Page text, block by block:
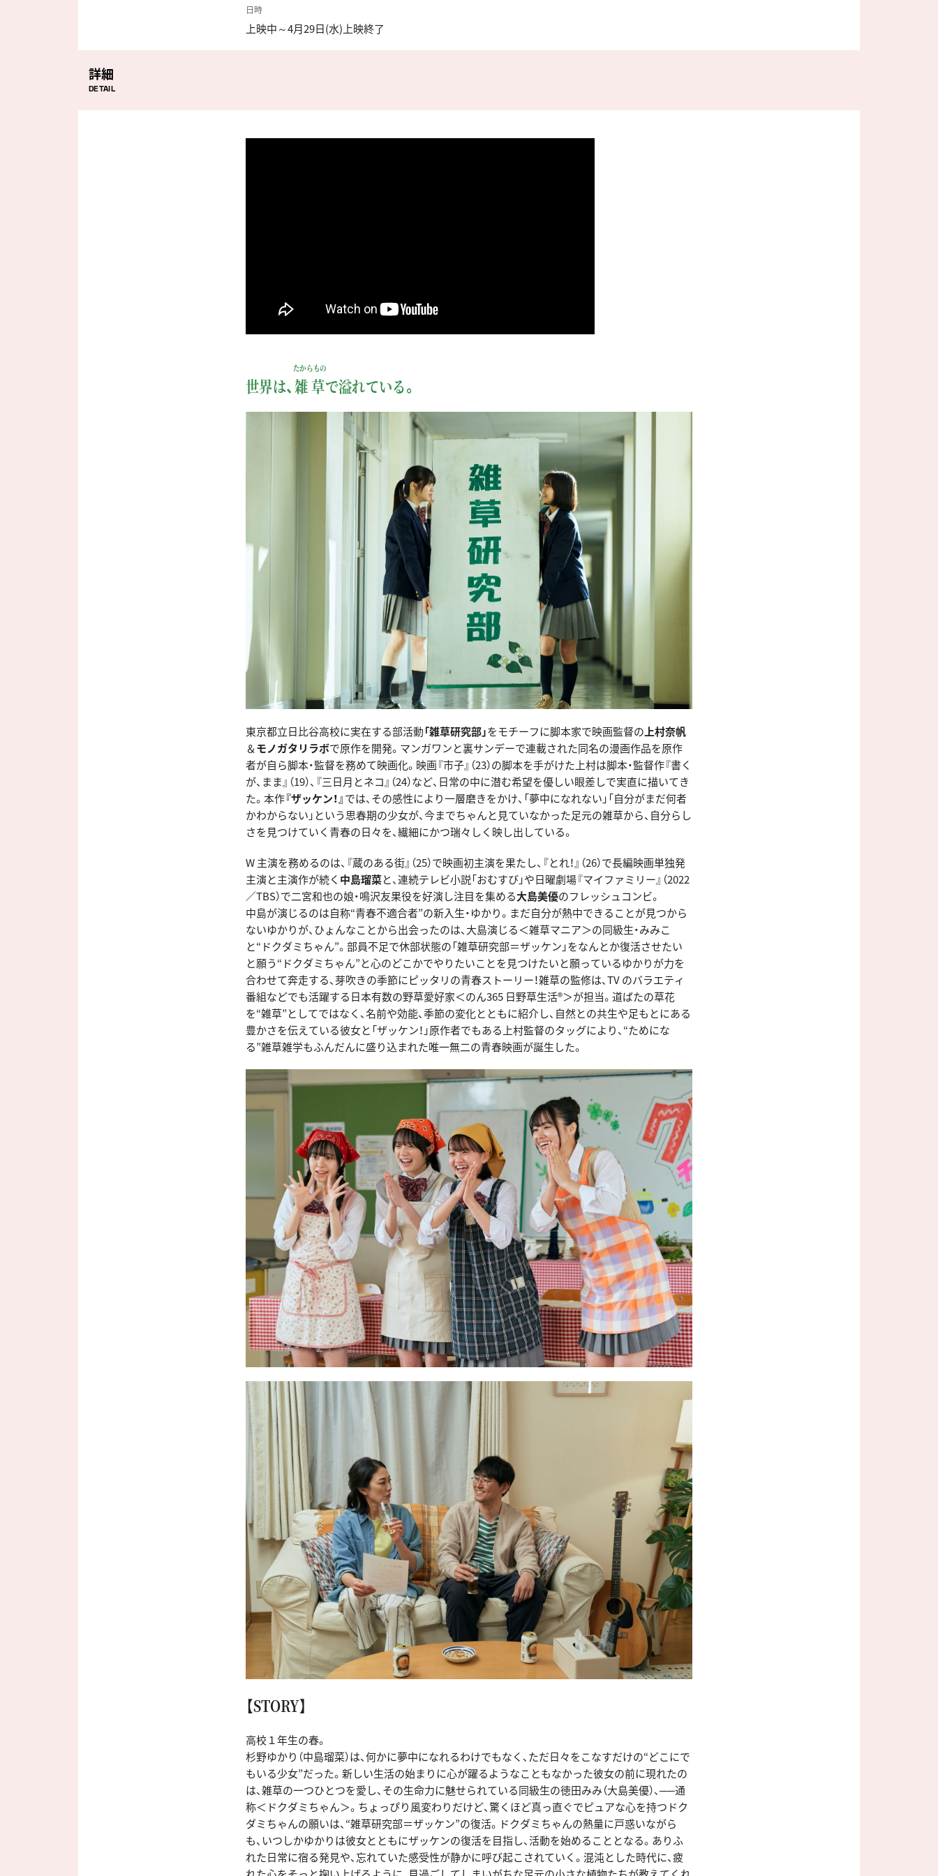
日時
上映中～4月29日(水)上映終了
詳細
DETAIL
世界は、雑草
たからもの
で溢れている。
東京都立日比谷高校に実在する部活動「雑草研究部」をモチーフに脚本家で映画監督の上村奈帆
＆モノガタリラボで原作を開発。マンガワンと裏サンデーで連載された同名の漫画作品を原作
者が自ら脚本・監督を務めて映画化。映画『市子』（23）の脚本を手がけた上村は脚本・監督作『書く
が、まま』（19）、『三日月とネコ』（24）など、日常の中に潜む希望を優しい眼差しで実直に描いてき
た。本作『ザッケン！』では、その感性により一層磨きをかけ、「夢中になれない」「自分がまだ何者
かわからない」という思春期の少女が、今までちゃんと見ていなかった足元の雑草から、自分らし
さを見つけていく青春の日々を、繊細にかつ瑞々しく映し出している。
W 主演を務めるのは、『蔵のある街』（25）で映画初主演を果たし、『とれ！』（26）で長編映画単独発
主演と主演作が続く 中島瑠菜と、連続テレビ小説「おむすび」や日曜劇場『マイファミリー』（2022
／TBS）で二宮和也の娘・鳴沢友果役を好演し注目を集める大島美優のフレッシュコンビ。
中島が演じるのは自称“青春不適合者”の新入生・ゆかり。まだ自分が熱中できることが見つから
ないゆかりが、ひょんなことから出会ったのは、大島演じる＜雑草マニア＞の同級生・みみこ
と“ドクダミちゃん”。部員不足で休部状態の「雑草研究部＝ザッケン」をなんとか復活させたい
と願う“ドクダミちゃん”と心のどこかでやりたいことを見つけたいと願っているゆかりが力を
合わせて奔走する、芽吹きの季節にピッタリの青春ストーリー！雑草の監修は、TV のバラエティ
番組などでも活躍する日本有数の野草愛好家＜のん365 日野草生活®＞が担当。道ばたの草花
を“雑草”としてではなく、名前や効能、季節の変化とともに紹介し、自然との共生や足もとにある
豊かさを伝えている彼女と「ザッケン！」原作者でもある上村監督のタッグにより、“ためにな
る”雑草雑学もふんだんに盛り込まれた唯一無二の青春映画が誕生した。
【STORY】
高校１年生の春。
杉野ゆかり（中島瑠菜）は、何かに夢中になれるわけでもなく、ただ日々をこなすだけの“どこにで
もいる少女”だった。新しい生活の始まりに心が躍るようなこともなかった彼女の前に現れたの
は、雑草の一つひとつを愛し、その生命力に魅せられている同級生の徳田みみ（大島美優）、──通
称＜ドクダミちゃん＞。ちょっぴり風変わりだけど、驚くほど真っ直ぐでピュアな心を持つドク
ダミちゃんの願いは、“雑草研究部＝ザッケン”の復活。ドクダミちゃんの熱量に戸惑いながら
も、いつしかゆかりは彼女とともにザッケンの復活を目指し、活動を始めることとなる。ありふ
れた日常に宿る発見や、忘れていた感受性が静かに呼び起こされていく。混沌とした時代に、疲